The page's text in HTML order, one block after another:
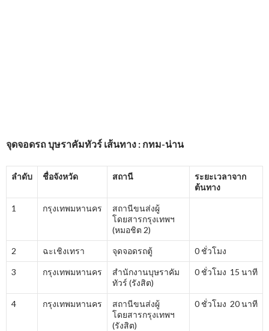
จุดจอดรถ บุษราคัมทัวร์ เส้นทาง : กทม-น่าน
ลำดับ ชื่อจังหวัด สถานี
ระยะเวลาจาก
ต้นทาง
1 กรุงเทพมหานคร
สถานีขนส่งผู้
โดยสารกรุงเทพฯ
(หมอชิต 2)
2 ฉะเชิงเทรา จุดจอดรถตู้ 0 ชั่วโมง
3 กรุงเทพมหานคร
สำนักงานบุษราคัม
ทัวร์ (รังสิต)
0 ชั่วโมง 15 นาที
4 กรุงเทพมหานคร
สถานีขนส่งผู้
โดยสารกรุงเทพฯ
(รังสิต)
0 ชั่วโมง 20 นาที